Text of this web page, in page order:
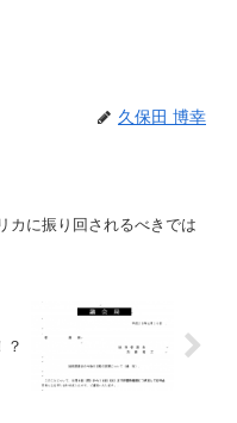
久保田 博幸
カに振り回されるべきでは
？